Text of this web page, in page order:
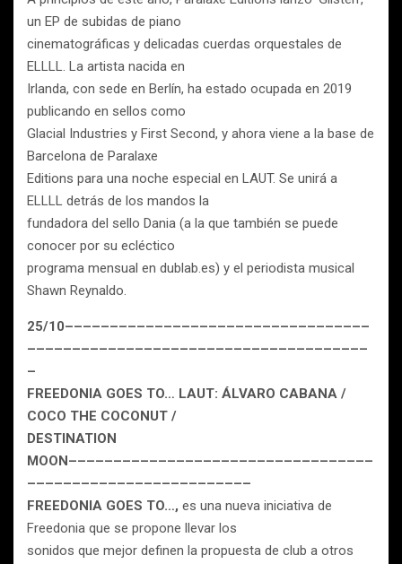
un EP de subidas de piano
cinematográficas y delicadas cuerdas orquestales de
ELLLL. La artista nacida en
Irlanda, con sede en Berlín, ha estado ocupada en 2019
publicando en sellos como
Glacial Industries y First Second, y ahora viene a la base de
Barcelona de Paralaxe
Editions para una noche especial en LAUT. Se unirá a
ELLLL detrás de los mandos la
fundadora del sello Dania (a la que también se puede
conocer por su ecléctico
programa mensual en dublab.es) y el periodista musical
Shawn Reynaldo.
25/10––––––––––––––––––––––––––––––––––
––––––––––––––––––––––––––––––––––––––
–
FREEDONIA GOES TO… LAUT: ÁLVARO CABANA /
COCO THE COCONUT /
DESTINATION
MOON––––––––––––––––––––––––––––––––––
–––––––––––––––––––––––––
FREEDONIA GOES TO…, es una nueva iniciativa de
Freedonia que se propone llevar los
sonidos que mejor definen la propuesta de club a otros